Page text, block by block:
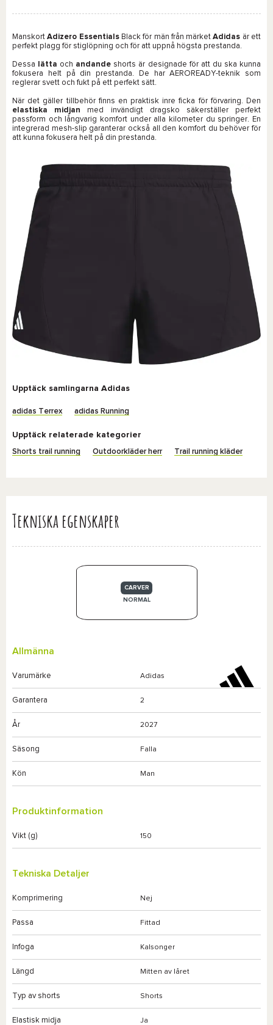
ManskortAdizero EssentialsBlack för män från märketAdidas är ett
perfekt plagg för stiglöpning och för att uppnå högsta prestanda.
Dessa lätta och andande shorts är designade för att du ska kunna
fokusera helt på din prestanda. De har AEROREADY-teknik som
reglerar svett och fukt på ett perfekt sätt.
När det gäller tillbehör finns en praktisk inre ficka för förvaring. Den
elastiska midjan med invändigt dragsko säkerställer perfekt
passform och långvarig komfort under alla kilometer du springer. En
integrerad mesh-slip garanterar också all den komfort du behöver för
att kunna fokusera helt på din prestanda.
Upptäck samlingarna Adidas
adidas Terrex adidas Running
Upptäck relaterade kategorier
Shorts trail running Outdoorkläder herr Trail running kläder
Tekniska egenskaper
CARVER
NORMAL
Allmänna
Varumärke Adidas
Garantera 2
År 2027
Säsong Falla
Kön Man
Produktinformation
Vikt (g) 150
Tekniska Detaljer
Komprimering Nej
Passa Fittad
Infoga Kalsonger
Längd Mitten av låret
Typ av shorts Shorts
Elastisk midja Ja